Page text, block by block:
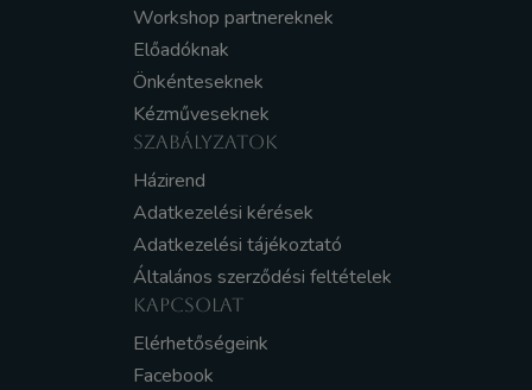
Workshop partnereknek
Előadóknak
Önkénteseknek
Kézműveseknek
SZABÁLYZATOK
Házirend
Adatkezelési kérések
Adatkezelési tájékoztató
Általános szerződési feltételek
KAPCSOLAT
Elérhetőségeink
Facebook